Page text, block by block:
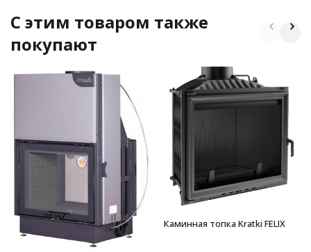
C этим товаром также
покупают
Каминная топка Kratki FELIX